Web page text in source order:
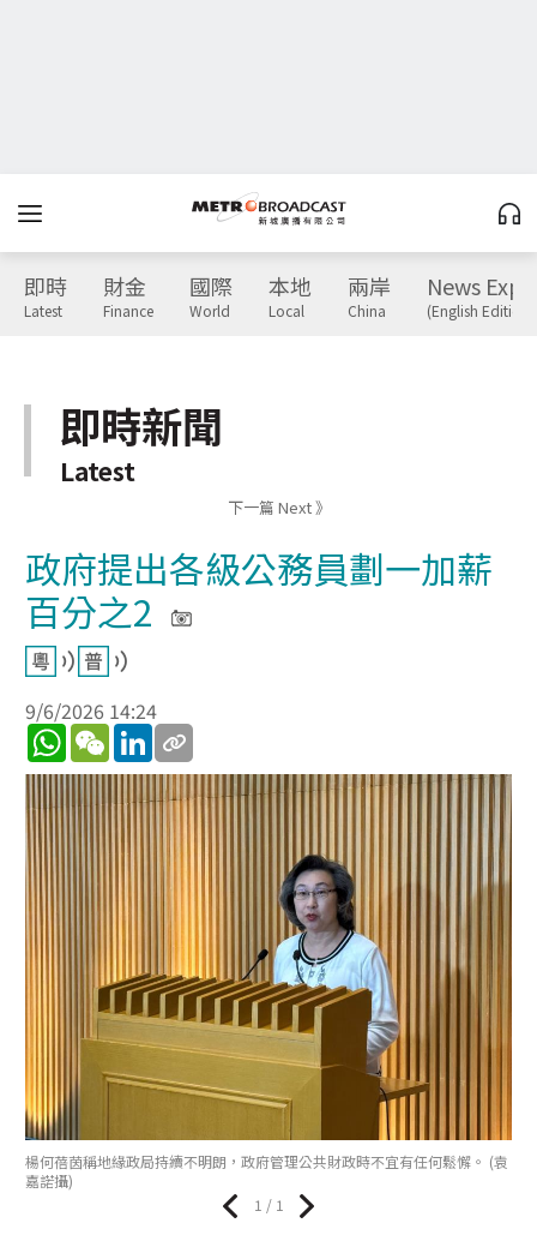
即時
Latest
財金
Finance
國際
World
本地
Local
兩岸
China
News
(English Edition)
即時新聞
Latest
下一篇 Next 》
政府提出各級公務員劃一加薪
百分之2
9/6/2026 14:24
WhatsApp
WeChatLinkedIn
楊何蓓茵稱地緣政局持續不明朗，政府管理公共財政時不宜有任何鬆懈。 (袁
嘉諾攝)
1 / 1